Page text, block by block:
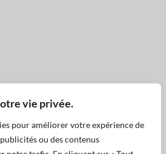
vie privée.
pour améliorer votre expérience de
ou des contenus
des données.